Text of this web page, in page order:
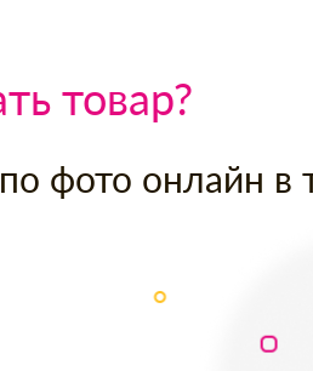
товар?
фото онлайн в